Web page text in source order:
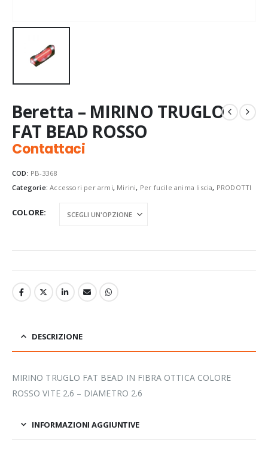
Beretta – MIRINO TRUGLO
FAT BEAD ROSSO
Contattaci
COD: PB-3368
Categorie:Accessori per armi, Mirini, Per fucile anima liscia, PRODOTTI
COLORE
DESCRIZIONE
MIRINO TRUGLO FAT BEAD IN FIBRA OTTICA COLORE
ROSSO VITE 2.6 – DIAMETRO 2.6
INFORMAZIONI AGGIUNTIVE